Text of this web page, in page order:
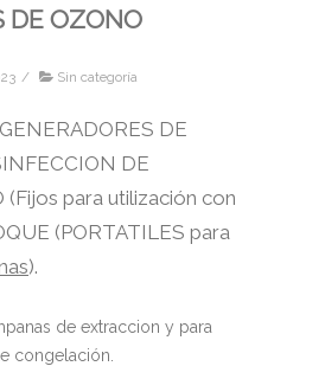
DE OZONO
/ Sin categoría
DE
DE
para utilización con
(PORTATILES para
).
de extraccion y para
congelación.